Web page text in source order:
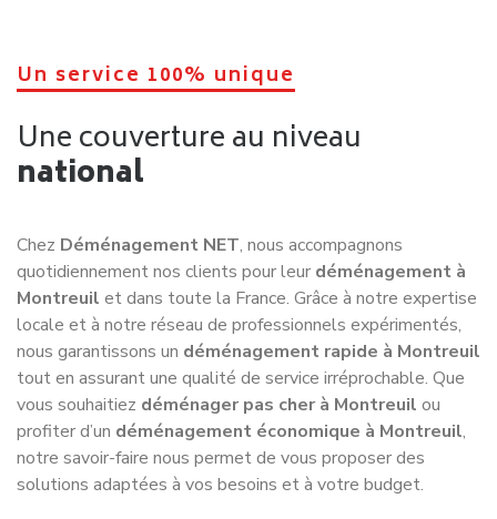
Un service 100% unique
Une couverture au niveau
national
Chez Déménagement NET, nous accompagnons
quotidiennement nos clients pour leur déménagement à
Montreuil et dans toute la France. Grâce à notre expertise
locale et à notre réseau de professionnels expérimentés,
nous garantissons un déménagement rapide à Montreuil
tout en assurant une qualité de service irréprochable. Que
vous souhaitiez déménager pas cher à Montreuil ou
profiter d’un déménagement économique à Montreuil,
notre savoir-faire nous permet de vous proposer des
solutions adaptées à vos besoins et à votre budget.